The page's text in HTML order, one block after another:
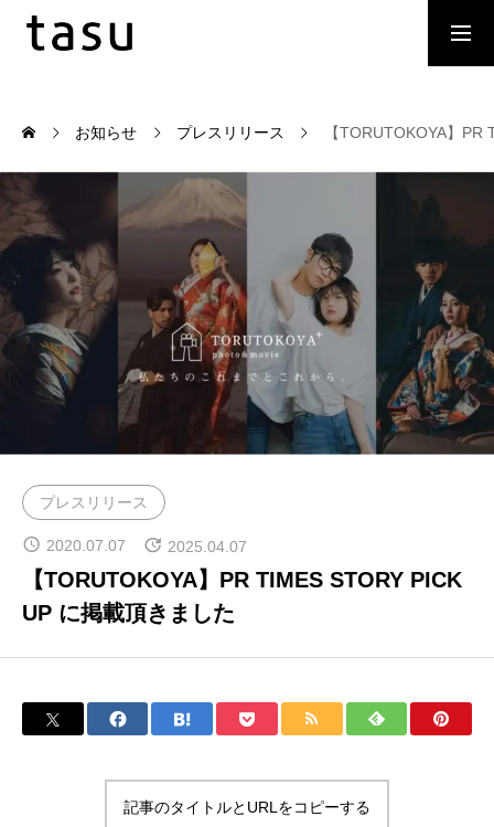
Our MVV | 私たちの会社の方向性
Our Service | サービス
Company Profile | 会社概要
Our Team | 私たちの仲間
INTERVIEW | 対談
BLOG | ブログ
NEWS | お知らせ
お知らせ プレスリリース 【TORUTOKOYA】
プレスリリース
2020.07.07 2025.04.07
【TORUTOKOYA】PR TIMES STORY PICK
UP に掲載頂きました
記事のタイトルとURLをコピーする